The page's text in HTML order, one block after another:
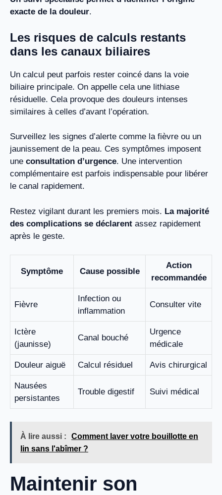
exacte de la douleur.
Les risques de calculs restants
dans les canaux biliaires
Un calcul peut parfois rester coincé dans la voie
biliaire principale. On appelle cela une lithiase
résiduelle. Cela provoque des douleurs intenses
similaires à celles d’avant l’opération.
Surveillez les signes d’alerte comme la fièvre ou un
jaunissement de la peau. Ces symptômes imposent
une consultation d’urgence. Une intervention
complémentaire est parfois indispensable pour libérer
le canal rapidement.
Restez vigilant durant les premiers mois. La majorité
des complications se déclarent assez rapidement
après le geste.
Symptôme Cause possible
Action
recommandée
Fièvre
Infection ou
inflammation
Consulter vite
Ictère
(jaunisse)
Canal bouché
Urgence
médicale
Douleur aiguë Calcul résiduel Avis chirurgical
Nausées
persistantes
Trouble digestif Suivi médical
À lire aussi :
Comment laver votre bouillotte en
lin sans l'abîmer ?
Maintenir son